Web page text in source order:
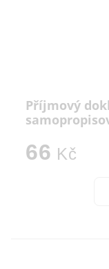
Příjmový
66 Kč